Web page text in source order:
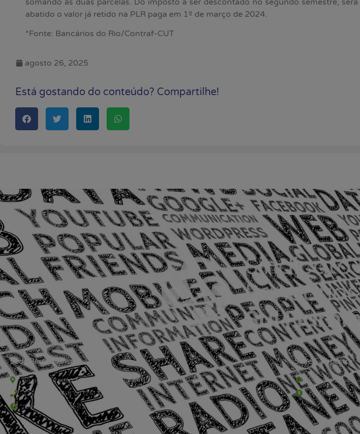
abatido o valor já retido na PLR paga em 1º de março de 2024.
*Fonte: Bancários do Rio/Contraf-CUT
agosto 26, 2025
Está gostando do conteúdo? Compartilhe!
Sede Barra Mansa
Rua Rio Branco, nº107 (2º andar), Centro - Cep: 27.330-030
(24) 3323-2848 ou (24) 3323-2500
De segunda à sexta-feira , das 9h às 17h.
Sede Campestre:
Estrada
De terça-feira a